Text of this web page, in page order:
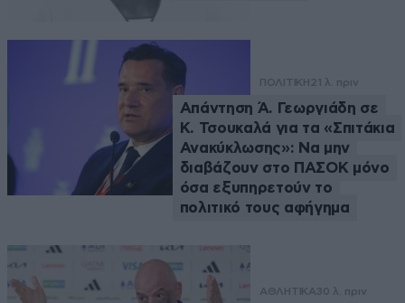
ΠΟΛΙΤΙΚΗ 21 λ. πριν
Απάντηση Ά. Γεωργιάδη σε
Κ. Τσουκαλά για τα «Σπιτάκια
Ανακύκλωσης»: Να μην
διαβάζουν στο ΠΑΣΟΚ μόνο
όσα εξυπηρετούν το
πολιτικό τους αφήγημα
ΑΘΛΗΤΙΚΑ30 λ. πριν